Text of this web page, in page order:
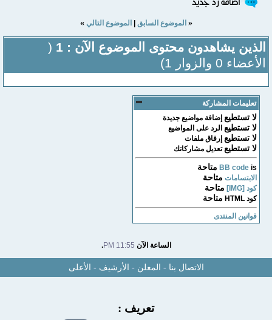
« الموضوع السابق|الموضوع التالي »
الذين يشاهدون محتوى الموضوع الآن : 1
(
الأعضاء 0 والزوار 1)
تعليمات المشاركة
لا تستطيعإضافة مواضيع جديدة
لا تستطيعالرد على المواضيع
لا تستطيعإرفاق ملفات
لا تستطيعتعديل مشاركاتك
BB codeis متاحة
الابتسامات متاحة
كود [IMG] متاحة
كود HTML متاحة
قوانين المنتدى
الساعة الآن11:55 PM
.
الاتصال بنا-المعلن-الأرشيف -الأعلى
تعريف :